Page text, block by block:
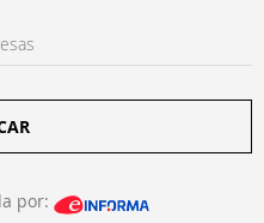
por: